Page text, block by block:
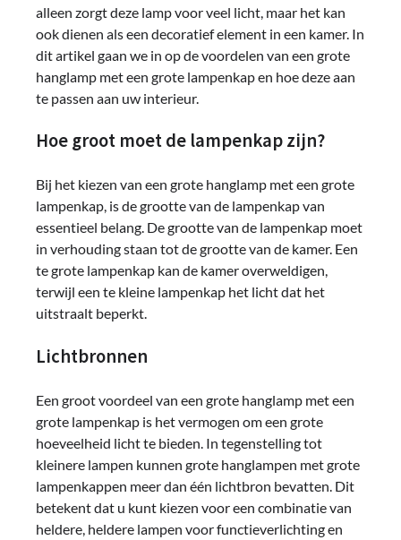
alleen zorgt deze lamp voor veel licht, maar het kan
ook dienen als een decoratief element in een kamer. In
dit artikel gaan we in op de voordelen van een grote
hanglamp met een grote lampenkap en hoe deze aan
te passen aan uw interieur.
Hoe groot moet de lampenkap zijn?
Bij het kiezen van een grote hanglamp met een grote
lampenkap, is de grootte van de lampenkap van
essentieel belang. De grootte van de lampenkap moet
in verhouding staan ​​tot de grootte van de kamer. Een
te grote lampenkap kan de kamer overweldigen,
terwijl een te kleine lampenkap het licht dat het
uitstraalt beperkt.
Lichtbronnen
Een groot voordeel van een grote hanglamp met een
grote lampenkap is het vermogen om een ​​grote
hoeveelheid licht te bieden. In tegenstelling tot
kleinere lampen kunnen grote hanglampen met grote
lampenkappen meer dan één lichtbron bevatten. Dit
betekent dat u kunt kiezen voor een combinatie van
heldere, heldere lampen voor functieverlichting en